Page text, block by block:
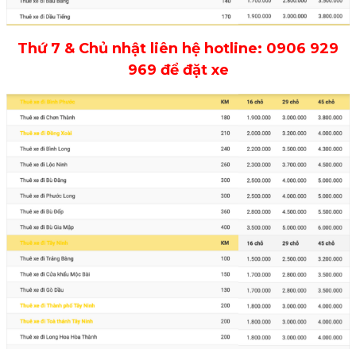
Thứ 7 & Chủ nhật liên hệ hotline: 0906 929
969 để đặt xe